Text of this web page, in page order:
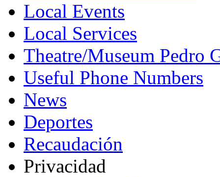
Local Events
Local Services
Theatre/Museum Pedro
Useful Phone Numbers
News
Deportes
Recaudación
Privacidad